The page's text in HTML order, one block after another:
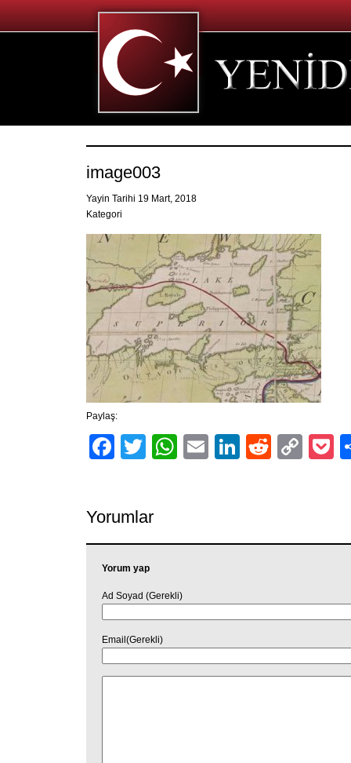
image003
Yayin Tarihi 19 Mart, 2018
Kategori
Paylaş:
Facebook
TwitterWhatsApp
EmailLinkedIn
Reddit
Yorumlar
Yorum yap
Ad Soyad (Gerekli)
Email(Gerekli)